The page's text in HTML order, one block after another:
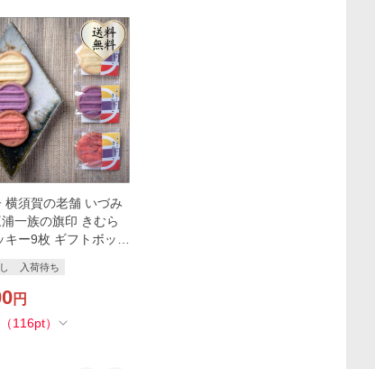
横須賀の老舗 いづみ
一族の旗印 きむら
キー9枚 ギフトボック
もてなしギフト
入荷待ち
円
（116pt）